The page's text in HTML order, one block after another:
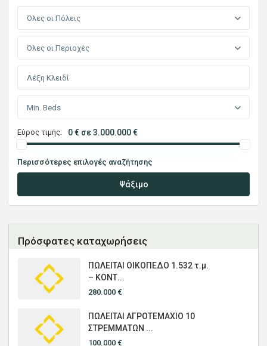
Όλες οι Πόλεις
Όλες οι Περιοχές
Min. Beds
Εύρος τιμής: 0 € σε 3.000.000 €
Περισσότερες επιλογές αναζήτησης
Ψάξιμο
Πρόσφατες καταχωρήσεις
ΠΩΛΕΙΤΑΙ ΟΙΚΟΠΕΔΟ 1.532 τ.μ.
– ΚΟΝΤ...
280.000 €
ΠΩΛΕΙΤΑΙ ΑΓΡΟΤΕΜΑΧΙΟ 10
ΣΤΡΕΜΜΑΤΩΝ ...
100.000 €